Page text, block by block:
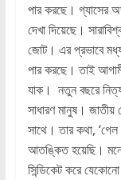
পার করছে। গ্যাসের
দেখা দিয়েছে।
জোট। এর প্রভাবে
পার করছে। তাই
যাক। নতুন বছরে
সাধারণ মানুষ।
সাথে। তার কথা,
আতঙ্কিত হয়েছি। মনে
সিন্ডিকেট করে